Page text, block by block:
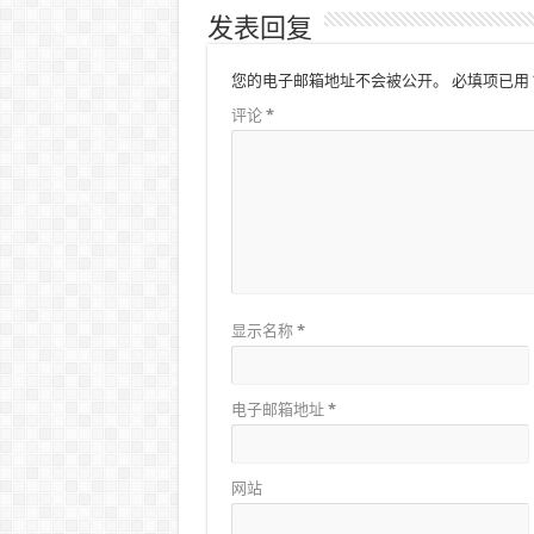
发表回复
您的电子邮箱地址不会被公开。 必填项已用
评论 *
显示名称 *
电子邮箱地址 *
网站